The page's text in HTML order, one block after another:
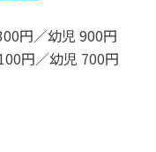
円／幼児 ​900円
円／幼児 700円